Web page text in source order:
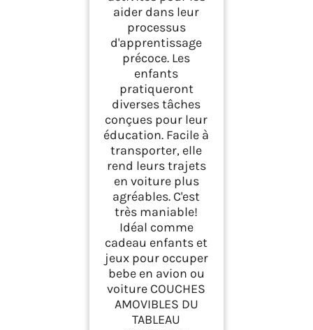
aider dans leur
processus
d'apprentissage
précoce. Les
enfants
pratiqueront
diverses tâches
conçues pour leur
éducation. Facile à
transporter, elle
rend leurs trajets
en voiture plus
agréables. C'est
très maniable!
Idéal comme
cadeau enfants et
jeux pour occuper
bebe en avion ou
voiture COUCHES
AMOVIBLES DU
TABLEAU